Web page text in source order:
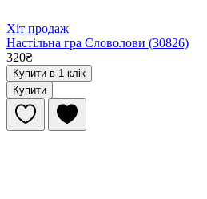
Хіт продаж
Настільна гра Словолови (30826)
320₴
Купити в 1 клік
Купити